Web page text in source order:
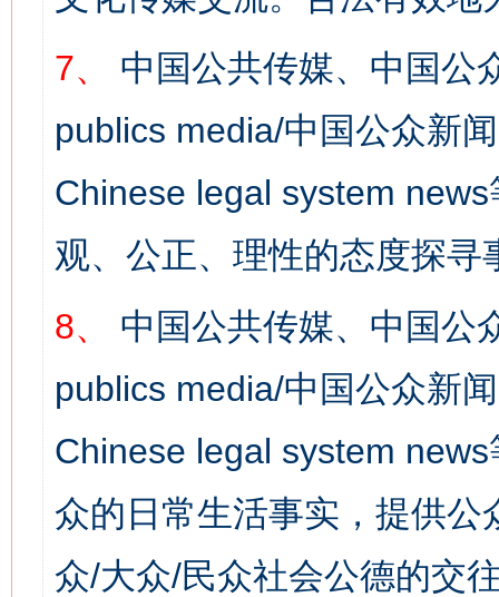
7、
中国公共传媒、中国公
publics media/中国公众新
Chinese legal system
观、公正、理性的态度探寻
8、
中国公共传媒、中国公
publics media/中国公众新
Chinese legal system
众的日常生活事实，提供
众/大众/民众社会公德的交
网上购药对药下症？